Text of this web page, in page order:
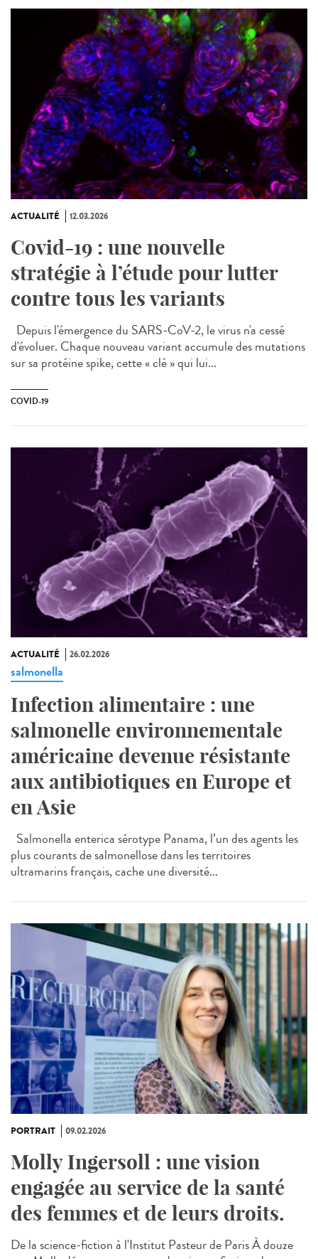
ACTUALITÉ 12.03.2026
Covid-19 : une nouvelle
stratégie à l’étude pour lutter
contre tous les variants
Depuis l'émergence du SARS-CoV-2, le virus n'a cessé
d'évoluer. Chaque nouveau variant accumule des mutations
sur sa protéine spike, cette « clé » qui lui...
COVID-19
ACTUALITÉ 26.02.2026
salmonella
Infection alimentaire : une
salmonelle environnementale
américaine devenue résistante
aux antibiotiques en Europe et
en Asie
Salmonella enterica sérotype Panama, l’un des agents les
plus courants de salmonellose dans les territoires
ultramarins français, cache une diversité...
PORTRAIT 09.02.2026
Molly Ingersoll : une vision
engagée au service de la santé
des femmes et de leurs droits.
De la science-fiction à l'Institut Pasteur de Paris À douze